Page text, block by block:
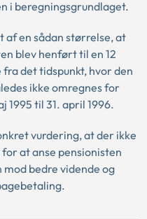
i beregningsgrundlaget.
en sådan størrelse, at
blev henført til en 12
det tidspunkt, hvor den
ikke omregnes for
1995 til 31. april 1996.
vurdering, at der ikke
at anse pensionisten
bedre vidende og